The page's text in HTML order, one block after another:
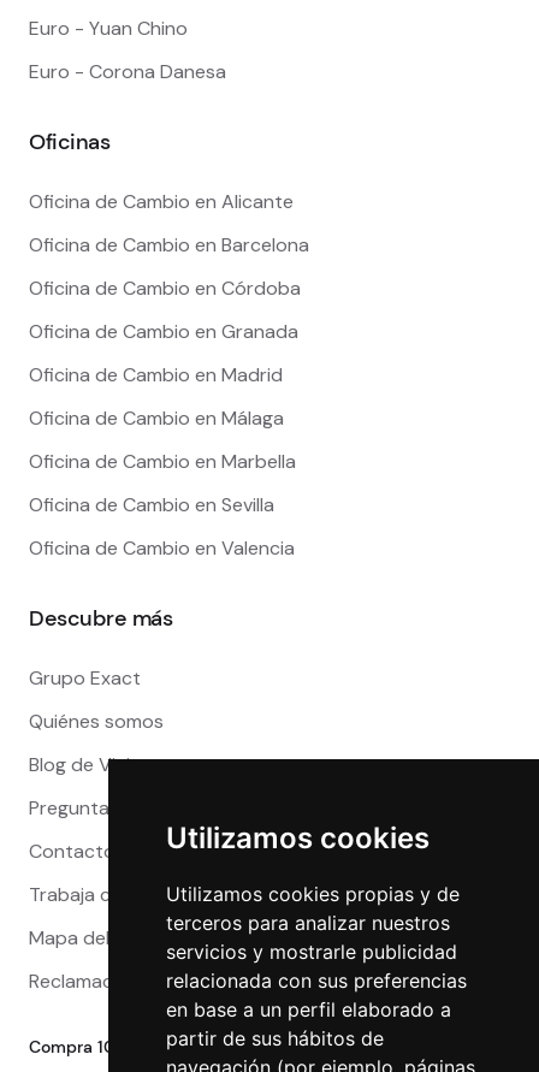
Utilizamos cookies
Utilizamos cookies propias y de
terceros para analizar nuestros
servicios y mostrarle publicidad
relacionada con sus preferencias
en base a un perfil elaborado a
partir de sus hábitos de
navegación (por ejemplo, páginas
Euro - Yuan Chino
Euro - Corona Danesa
Oficinas
Oficina de Cambio en Alicante
Oficina de Cambio en Barcelona
Oficina de Cambio en Córdoba
Oficina de Cambio en Granada
Oficina de Cambio en Madrid
Oficina de Cambio en Málaga
Oficina de Cambio en Marbella
Oficina de Cambio en Sevilla
Oficina de Cambio en Valencia
Descubre más
Grupo Exact
Quiénes somos
Blog de Viajeros
Preguntas Frecuentes
Contacto
Trabaja con nosotros
Mapa del sitio
Reclamaciones
Compra 100% segura